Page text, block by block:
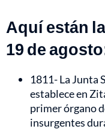
Aquí están
19 de
1811- La Junta
establece en
primer órgano
insurgentes